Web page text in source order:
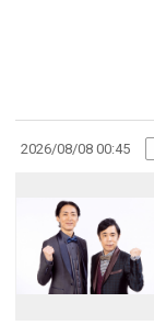
2026/08/08 00:45